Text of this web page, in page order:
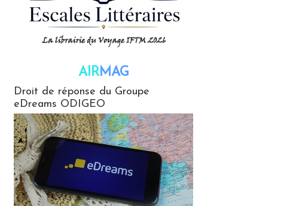
AIRMAG
Droit de réponse du Groupe
eDreams ODIGEO